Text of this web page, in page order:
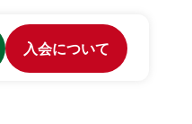
入会について